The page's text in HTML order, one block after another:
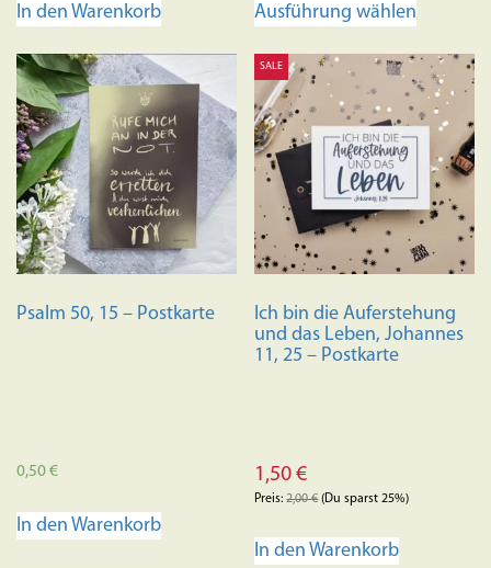
In den Warenkorb Ausführung wählen
mehrere
auf.
Die
können
auf
der
gewählt
Psalm 50, 15 – Postkarte
0,50€
In den Warenkorb
SALE
Ich bin die Auferstehung
und das Leben, Johannes
11, 25 – Postkarte
1,50€
Preis:2,00€(Du sparst 25%)
In den Warenkorb